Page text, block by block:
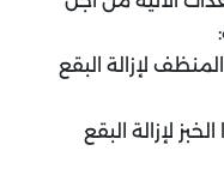
لإزالة البقع
لإزالة البقع